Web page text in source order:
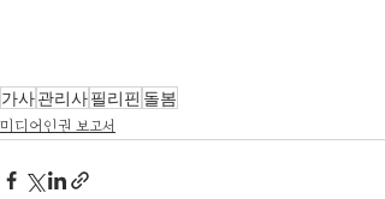
가사관리사필리핀 돌봄
미디어인권 보고서